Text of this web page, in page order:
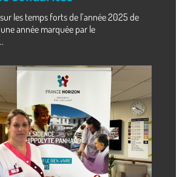
les temps forts de l’année 2025 de
année marquée par le